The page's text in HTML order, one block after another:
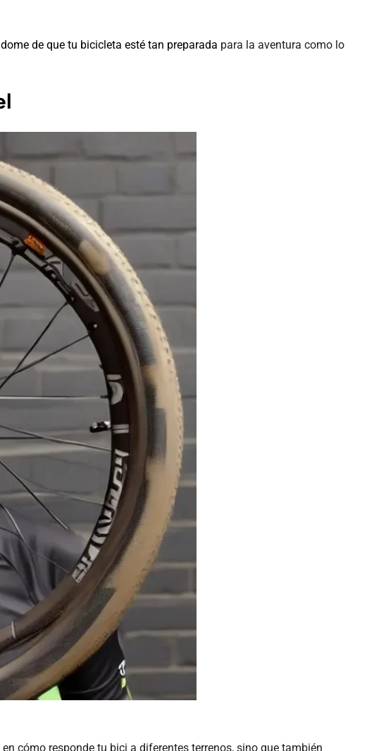
de que tu bicicleta esté tan preparada para la aventura como lo
cómo responde tu bici a diferentes terrenos, sino que también